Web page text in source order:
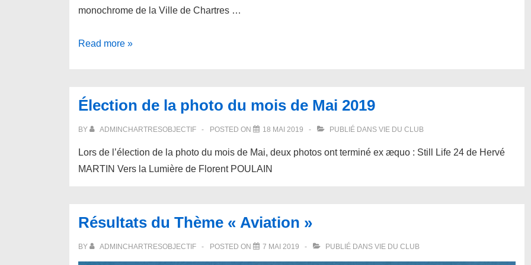
monochrome de la Ville de Chartres …
Résultats
National
de
Read more »
Élection de la photo du mois de Mai 2019
BY ADMINCHARTRESOBJECTIF POSTED ON 18 MAI 2019 PUBLIÉ DANS VIE DU CLUB
Lors de l’élection de la photo du mois de Mai, deux photos ont terminé ex æquo : Still Life 24 de Hervé
MARTIN Vers la Lumière de Florent POULAIN
Résultats du Thème « Aviation »
BY ADMINCHARTRESOBJECTIF POSTED ON 7 MAI 2019 PUBLIÉ DANS VIE DU CLUB